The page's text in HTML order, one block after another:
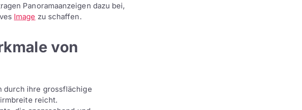
Panoramaanzeigen dazu bei,
Image zu schaffen.
von
durch ihre grossflächige
reicht.